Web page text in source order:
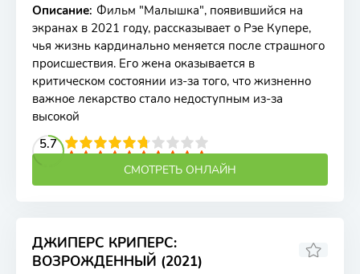
Описание: Фильм "Малышка", появившийся на
экранах в 2021 году, рассказывает о Рэе Купере,
чья жизнь кардинально меняется после страшного
происшествия. Его жена оказывается в
критическом состоянии из-за того, что жизненно
важное лекарство стало недоступным из-за
высокой
5.7
4 5 6 7 8 9 10
СМОТРЕТЬ ОНЛАЙН
ДЖИПЕРС КРИПЕРС:
ВОЗРОЖДЕННЫЙ (2021)
3.93 2.6